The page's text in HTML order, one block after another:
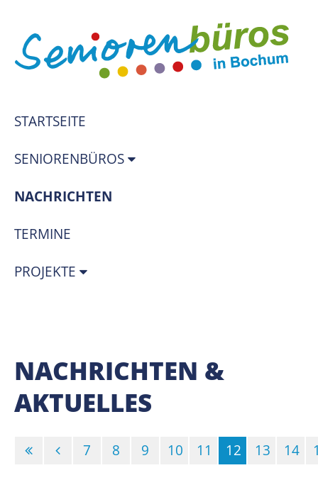
STARTSEITE
SENIORENBÜROS
NACHRICHTEN
TERMINE
PROJEKTE
NACHRICHTEN &
AKTUELLES
7 8 9 10 11
12
(Standort)
13 14